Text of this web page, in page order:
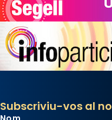
Subscriviu-vos al